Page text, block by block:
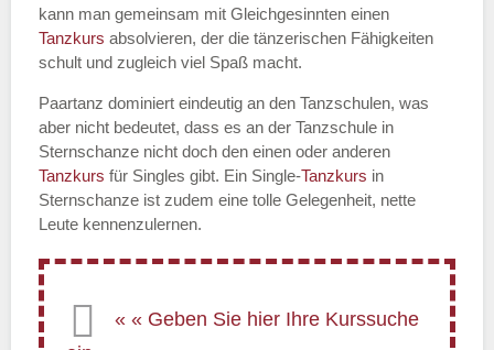
kann man gemeinsam mit Gleichgesinnten einen
Tanzkurs absolvieren, der die tänzerischen Fähigkeiten
schult und zugleich viel Spaß macht.
Paartanz dominiert eindeutig an den Tanzschulen, was
aber nicht bedeutet, dass es an der Tanzschule in
Sternschanze nicht doch den einen oder anderen
Tanzkurs für Singles gibt. Ein Single-Tanzkurs in
Sternschanze ist zudem eine tolle Gelegenheit, nette
Leute kennenzulernen.